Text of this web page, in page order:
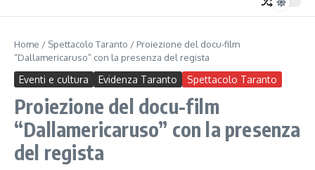
Home / Spettacolo Taranto / Proiezione del docu-film
“Dallamericaruso” con la presenza del regista
Eventi e cultura Evidenza Taranto Spettacolo Taranto
Proiezione del docu-film
“Dallamericaruso” con la presenza
del regista